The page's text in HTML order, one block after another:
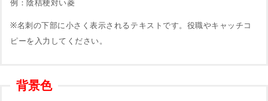
例：陰桔梗対い菱
※名刺の下部に小さく表示されるテキストです。役職やキャッチコ
ピーを入力してください。
背景色